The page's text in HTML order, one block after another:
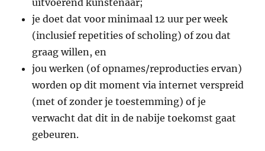
uitvoerend kunstenaar;
je doet dat voor minimaal 12 uur per week
(inclusief repetities of scholing) of zou dat
graag willen, en
jou werken (of opnames/reproducties ervan)
worden op dit moment via internet verspreid
(met of zonder je toestemming) of je
verwacht dat dit in de nabije toekomst gaat
gebeuren.